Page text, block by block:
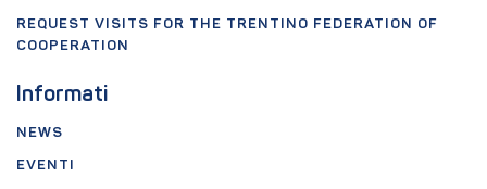
REQUEST VISITS FOR THE TRENTINO FEDERATION OF
COOPERATION
Informati
NEWS
EVENTI